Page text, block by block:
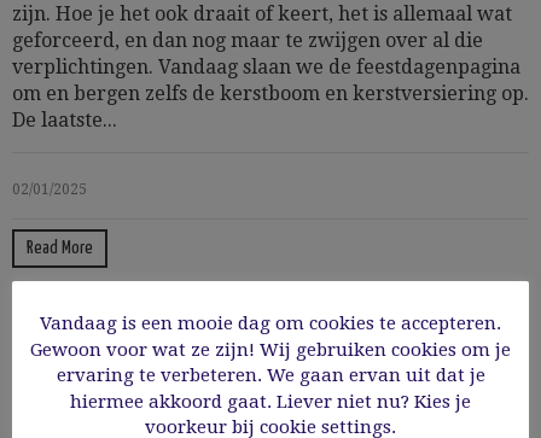
zijn. Hoe je het ook draait of keert, het is allemaal wat
geforceerd, en dan nog maar te zwijgen over al die
verplichtingen. Vandaag slaan we de feestdagenpagina
om en bergen zelfs de kerstboom en kerstversiering op.
De laatste...
02/01/2025
Read More
Vandaag is een mooie dag om cookies te accepteren.
Gewoon voor wat ze zijn! Wij gebruiken cookies om je
ervaring te verbeteren. We gaan ervan uit dat je
hiermee akkoord gaat. Liever niet nu? Kies je
voorkeur bij cookie settings.